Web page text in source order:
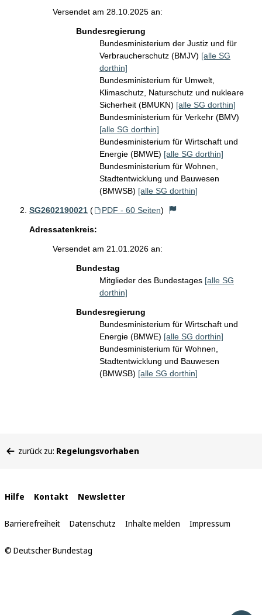
Versendet am 28.10.2025 an:
Bundesregierung
Bundesministerium der Justiz und für
Verbraucherschutz (BMJV) [alle SG
dorthin]
Bundesministerium für Umwelt,
Klimaschutz, Naturschutz und nukleare
Sicherheit (BMUKN) [alle SG dorthin]
Bundesministerium für Verkehr (BMV)
[alle SG dorthin]
Bundesministerium für Wirtschaft und
Energie (BMWE) [alle SG dorthin]
Bundesministerium für Wohnen,
Stadtentwicklung und Bauwesen
(BMWSB) [alle SG dorthin]
SG2602190021 ( PDF - 60 Seiten)
Adressatenkreis:
Versendet am 21.01.2026 an:
Bundestag
Mitglieder des Bundestages [alle SG
dorthin]
Bundesregierung
Bundesministerium für Wirtschaft und
Energie (BMWE) [alle SG dorthin]
Bundesministerium für Wohnen,
Stadtentwicklung und Bauwesen
(BMWSB) [alle SG dorthin]
befinden
zurück zu: Regelungsvorhaben
Interne
Links
Hilfe Kontakt Newsletter
Barrierefreiheit Datenschutz Inhalte melden Impressum
© Deutscher Bundestag